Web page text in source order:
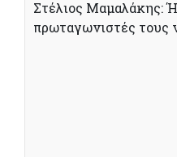
Στέλιος Μαμαλάκης:
πρωταγωνιστές τους